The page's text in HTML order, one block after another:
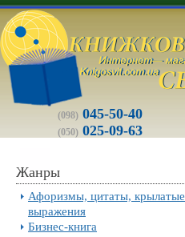
(098) 045-50-40
(050) 025-09-63
Жанры
Афоризмы, цитаты, крылатые
выражения
Бизнес-книга